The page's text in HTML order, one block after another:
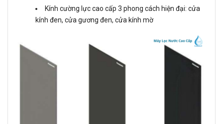
Kính cường lực cao cấp 3 phong cách hiện đại: cửa
kính đen, cửa gương đen, cửa kính mờ